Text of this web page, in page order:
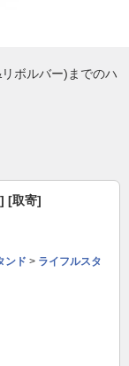
ボルバー)までのハ
[取寄]
ンド > ライフルスタ